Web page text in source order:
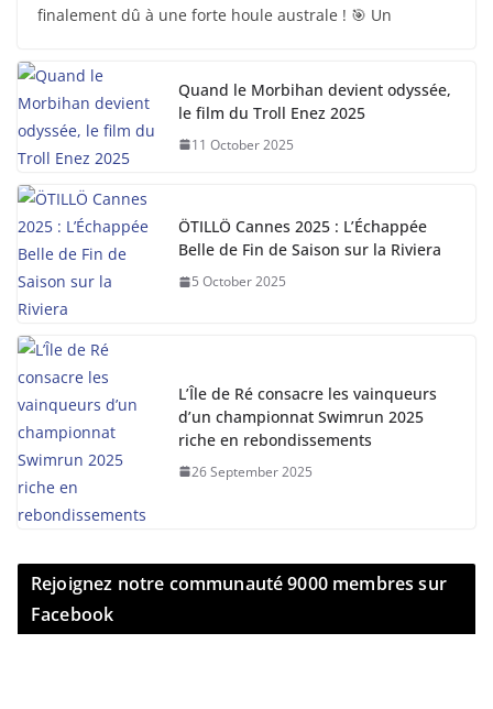
finalement dû à une forte houle australe ! 🎯 Un
Quand le Morbihan devient odyssée,
le film du Troll Enez 2025
11 October 2025
ÖTILLÖ Cannes 2025 : L’Échappée
Belle de Fin de Saison sur la Riviera
5 October 2025
L’Île de Ré consacre les vainqueurs
d’un championnat Swimrun 2025
riche en rebondissements
26 September 2025
Rejoignez notre communauté 9000 membres sur
Facebook